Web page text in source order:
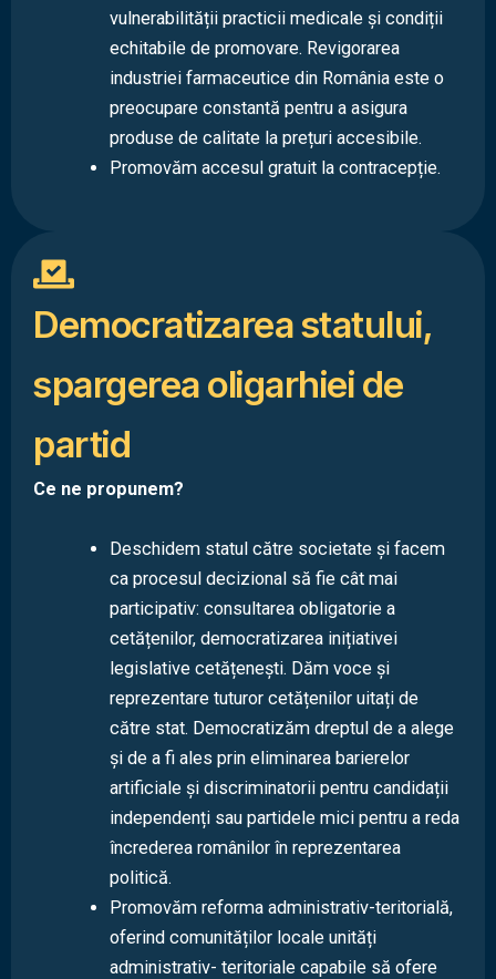
vulnerabilității practicii medicale și condiții
echitabile de promovare. Revigorarea
industriei farmaceutice din România este o
preocupare constantă pentru a asigura
produse de calitate la prețuri accesibile.
Promovăm accesul gratuit la contracepție.
Democratizarea statului,
spargerea oligarhiei de
partid
Ce ne propunem?
Deschidem statul către societate și facem
ca procesul decizional să fie cât mai
participativ: consultarea obligatorie a
cetățenilor, democratizarea inițiativei
legislative cetățenești. Dăm voce și
reprezentare tuturor cetățenilor uitați de
către stat. Democratizăm dreptul de a alege
și de a fi ales prin eliminarea barierelor
artificiale și discriminatorii pentru candidații
independenți sau partidele mici pentru a reda
încrederea românilor în reprezentarea
politică.
Promovăm reforma administrativ-teritorială,
oferind comunităților locale unități
administrativ- teritoriale capabile să ofere